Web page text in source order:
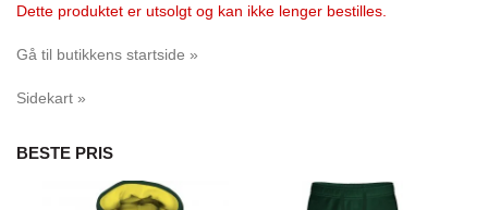
Dette produktet er utsolgt og kan ikke lenger bestilles.
Gå til butikkens startside »
Sidekart »
BESTE PRIS